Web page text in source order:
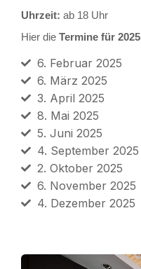
Uhrzeit: ab 18 Uhr
Hier die Termine für 2025
6. Februar 2025
6. März 2025
3. April 2025
8. Mai 2025
5. Juni 2025
4. September 2025
2. Oktober 2025
6. November 2025
4. Dezember 2025